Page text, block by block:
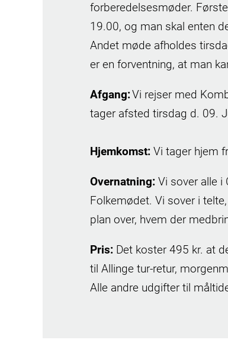
forberedelsesmøder.
19.00, og man skal enten
Andet møde afholdes
er en forventning, at man
Afgang:Vi rejser med
tager afsted tirsdag d. 09.
Hjemkomst: Vi tager hjem
Overnatning: Vi sover alle i
Folkemødet. Vi sover i
plan over, hvem der
Pris: Det koster 495 kr. at
til Allinge tur-retur,
Alle andre udgifter til